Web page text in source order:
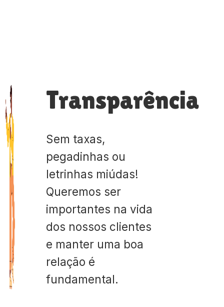
Transparência
Sem taxas,
pegadinhas ou
letrinhas miúdas!
Queremos ser
importantes na vida
dos nossos clientes
e manter uma boa
relação é
fundamental.